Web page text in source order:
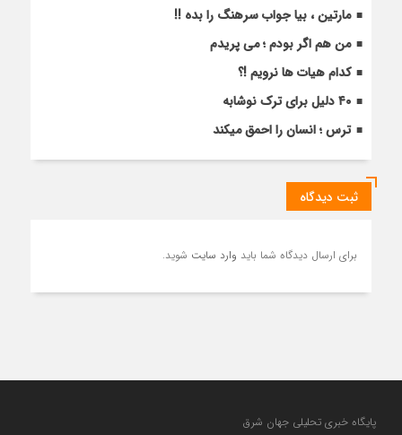
مارتین ، بیا جواب سرهنگ را بده !!
من هم اگر بودم ؛ می پریدم
کدام هیات ها نرویم !؟
۴۰ دلیل برای ترک نوشابه
ترس ؛ انسان را احمق میکند
ثبت دیدگاه
برای ارسال دیدگاه شما باید وارد سایت شوید.
پایگاه خبری تحلیلی جهان شرق